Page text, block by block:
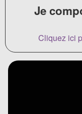
Je
Cliquez ici